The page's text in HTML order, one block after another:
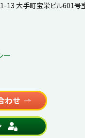
13 大手町宝栄ビル601号
ー
わせ